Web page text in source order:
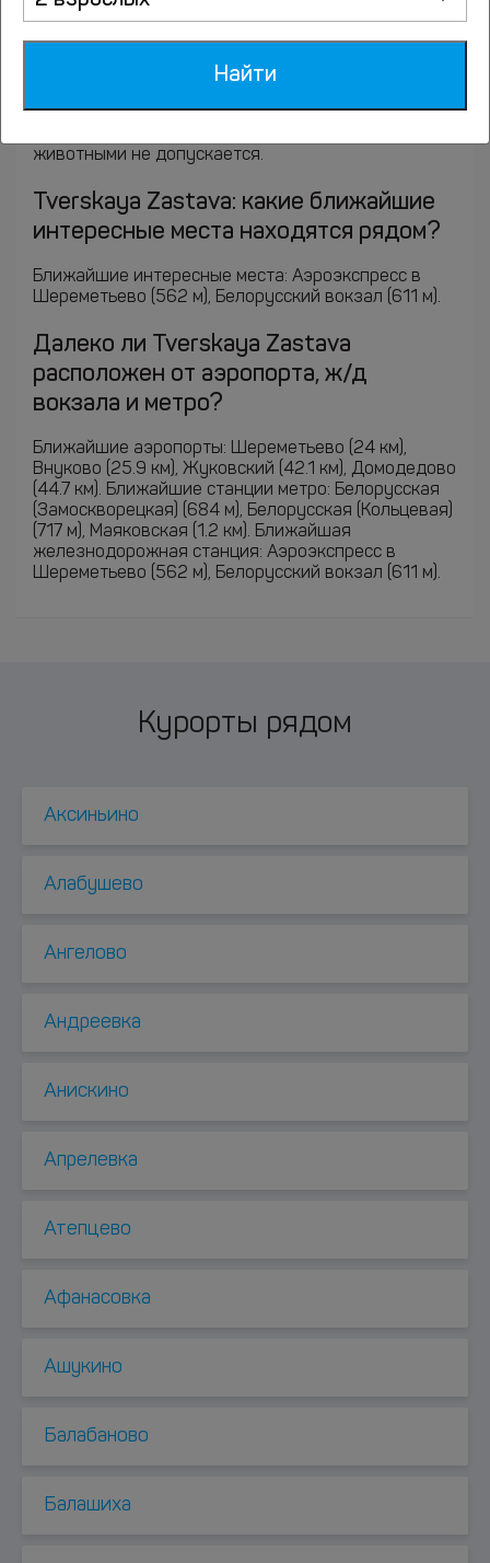
домашними животными в Tverskaya
животными не допускается.
Tverskaya Zastava: какие ближайшие
интересные места находятся рядом?
Ближайшие интересные места: Аэроэкспресс в
Шереметьево (562 м), Белорусский вокзал (611 м).
Далеко ли Tverskaya Zastava
расположен от аэропорта, ж/д
вокзала и метро?
Ближайшие аэропорты: Шереметьево (24 км),
Внуково (25.9 км), Жуковский (42.1 км), Домодедово
(44.7 км). Ближайшие станции метро: Белорусская
(Замоскворецкая) (684 м), Белорусская (Кольцевая)
(717 м), Маяковская (1.2 км). Ближайшая
железнодорожная станция: Аэроэкспресс в
Шереметьево (562 м), Белорусский вокзал (611 м).
Курорты рядом
Аксиньино
Алабушево
Ангелово
Андреевка
Анискино
Апрелевка
Атепцево
Афанасовка
Ашукино
Балабаново
Балашиха
Найти